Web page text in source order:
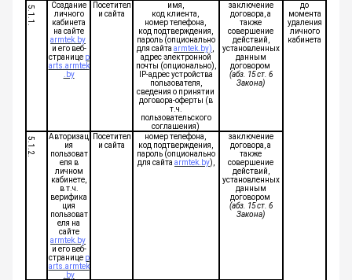
5.1.1.
Создание
личного
кабинета
на сайте
armtek.by
и его веб-
странице p
arts.armtek
.by
Посетител
и сайта
имя,
код клиента,
номер телефона,
код подтверждения,
пароль (опционально
для сайта armtek.by)
адрес электронной
почты (опционально),
IP-адрес устройства
пользователя,
сведения о принятии
договора-оферты (в
т.ч.
пользовательского
соглашения)
заключение
договора, а
также
совершение
действий,
установленных
данным
договором
(абз. 15 ст. 6
Закона)
до
момента
удаления
личного
кабинета
5.1.2.
Авторизац
ия
пользоват
еля в
личном
кабинете,
в т.ч.
верифика
ция
пользоват
еля на
сайте
armtek.by
и его веб-
странице p
arts.armtek
.by
Посетител
и сайта
номер телефона,
код подтверждения,
пароль (опционально
для сайта armtek.by),
заключение
договора, а
также
совершение
действий,
установленных
данным
договором
(абз. 15 ст. 6
Закона)